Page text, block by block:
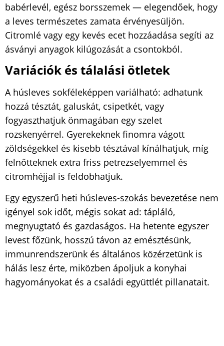
babérlevél, egész borsszemek — elegendőek, hogy
a leves természetes zamata érvényesüljön.
Citromlé vagy egy kevés ecet hozzáadása segíti az
ásványi anyagok kilúgozását a csontokból.
Variációk és tálalási ötletek
A húsleves sokféleképpen variálható: adhatunk
hozzá tésztát, galuskát, csipetkét, vagy
fogyaszthatjuk önmagában egy szelet
rozskenyérrel. Gyerekeknek finomra vágott
zöldségekkel és kisebb tésztával kínálhatjuk, míg
felnőtteknek extra friss petrezselyemmel és
citromhéjjal is feldobhatjuk.
Egy egyszerű heti húsleves-szokás bevezetése nem
igényel sok időt, mégis sokat ad: tápláló,
megnyugtató és gazdaságos. Ha hetente egyszer
levest főzünk, hosszú távon az emésztésünk,
immunrendszerünk és általános közérzetünk is
hálás lesz érte, miközben ápoljuk a konyhai
hagyományokat és a családi együttlét pillanatait.